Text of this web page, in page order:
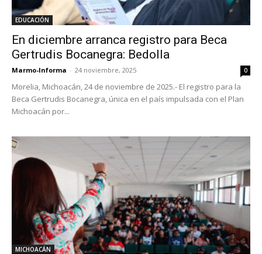
EDUCACIÓN
En diciembre arranca registro para Beca
Gertrudis Bocanegra: Bedolla
Marmo-Informa - 24 noviembre, 2025 0
Morelia, Michoacán, 24 de noviembre de 2025.- El registro para la
Beca Gertrudis Bocanegra, única en el país impulsada con el Plan
Michoacán por...
MICHOACÁN